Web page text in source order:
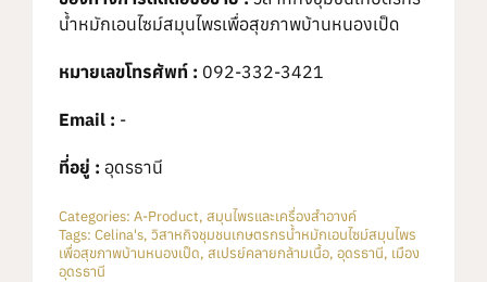
น้ำหมักเอนไซม์สมุนไพรเพื่อสุขภาพบ้านหนองเป็ด
หมายเลขโทรศัพท์ : 092-332-3421
Email : -
ที่อยู่ : อุดรธานี
Categories: A-Product, สมุนไพรและเครื่องสำอางค์
Tags: Celina's, วิสาหกิจชุมชนเกษตรกรน้ำหมักเอนไซม์สมุนไพร
เพื่อสุขภาพบ้านหนองเป็ด, สเปรย์คลายกล้ามเนื้อ, อุดรธานี, เมือง
อุดรธานี